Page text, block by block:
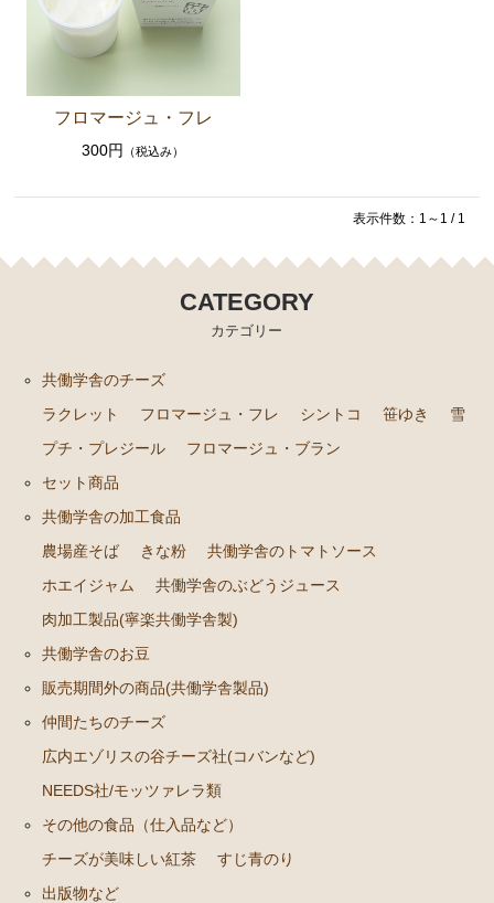
農場産そば
きな粉
ホエイジャム
共働学舎のぶどうジュース
肉加工製品(寧楽共働学舎製)
販売期間外の商品(共働学舎製品)
広内エゾリスの谷チーズ社(コバンなど)
NEEDS社/モッツァレラ類
その他の食品（仕入品など）
すじ青のり
出版物など
ギフト箱、器具など
フロマージュ・フレ
300円 （税込み）
表示件数：1～1 / 1
CATEGORY
カテゴリー
共働学舎のチーズ
ラクレット
フロマージュ・フレ シントコ 笹ゆき
雪
プチ・プレジール
フロマージュ・ブラン
セット商品
共働学舎の加工食品
農場産そば
きな粉
共働学舎のトマトソース
ホエイジャム
共働学舎のぶどうジュース
肉加工製品(寧楽共働学舎製)
共働学舎のお豆
販売期間外の商品(共働学舎製品)
仲間たちのチーズ
広内エゾリスの谷チーズ社(コバンなど)
NEEDS社/モッツァレラ類
その他の食品（仕入品など）
チーズが美味しい紅茶
すじ青のり
出版物など